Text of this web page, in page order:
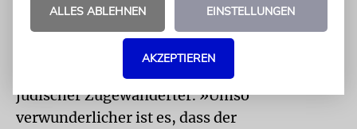
Schritten in Deutschland geholfen.
ZWST-Direktor Aron Schuster ist beeindruckt
von der bisherigen Integrationsleistung
jüdischer Zugewanderter. »Umso
verwunderlicher ist es, dass der
ALLES ABLEHNEN EINSTELLUNGEN
AKZEPTIEREN